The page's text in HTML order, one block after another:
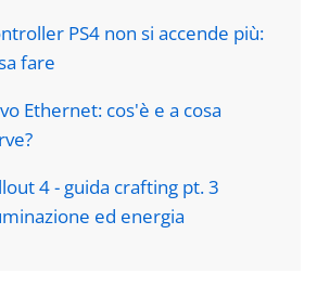
PS4 non si accende più:
fare
Ethernet: cos'è e a cosa
4 - guida crafting pt. 3
ed energia